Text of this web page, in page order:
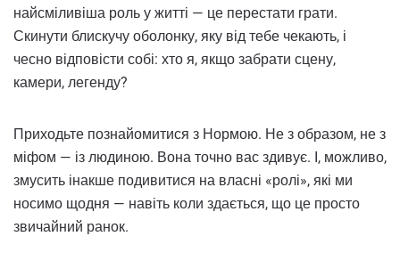
найсміливіша роль у житті — це перестати грати.
Скинути блискучу оболонку, яку від тебе чекають, і
чесно відповісти собі: хто я, якщо забрати сцену,
камери, легенду?
Приходьте познайомитися з Нормою. Не з образом, не з
міфом — із людиною. Вона точно вас здивує. І, можливо,
змусить інакше подивитися на власні «ролі», які ми
носимо щодня — навіть коли здається, що це просто
звичайний ранок.